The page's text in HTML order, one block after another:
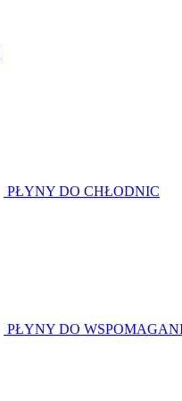
PŁYNY DO CHŁODNIC
PŁYNY DO